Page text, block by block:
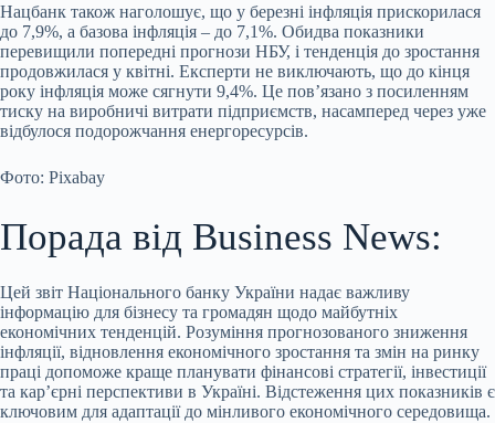
Нацбанк також наголошує, що у березні інфляція прискорилася
до 7,9%, а базова інфляція – до 7,1%. Обидва показники
перевищили попередні прогнози НБУ, і тенденція до зростання
продовжилася у квітні. Експерти не виключають, що до кінця
року інфляція може сягнути 9,4%. Це пов’язано з посиленням
тиску на виробничі витрати підприємств, насамперед через уже
відбулося подорожчання енергоресурсів.
Фото: Pixabay
Порада від Business News:
Цей звіт Національного банку України надає важливу
інформацію для бізнесу та громадян щодо майбутніх
економічних тенденцій. Розуміння прогнозованого зниження
інфляції, відновлення економічного зростання та змін на ринку
праці допоможе краще планувати фінансові стратегії, інвестиції
та кар’єрні перспективи в Україні. Відстеження цих показників є
ключовим для адаптації до мінливого економічного середовища.